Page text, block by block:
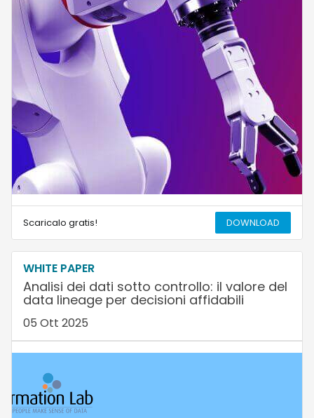
Scaricalo gratis! DOWNLOAD
WHITE PAPER
Analisi dei dati sotto controllo: il valore del
data lineage per decisioni affidabili
05 Ott 2025